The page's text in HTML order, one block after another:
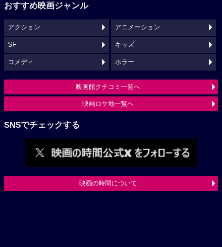
おすすめ映画ジャンル
アクション アニメーション
SF キッズ
コメディ ホラー
映画館クチコミ一覧へ
映画ロケ地一覧へ
SNSでチェックする
映画の時間について